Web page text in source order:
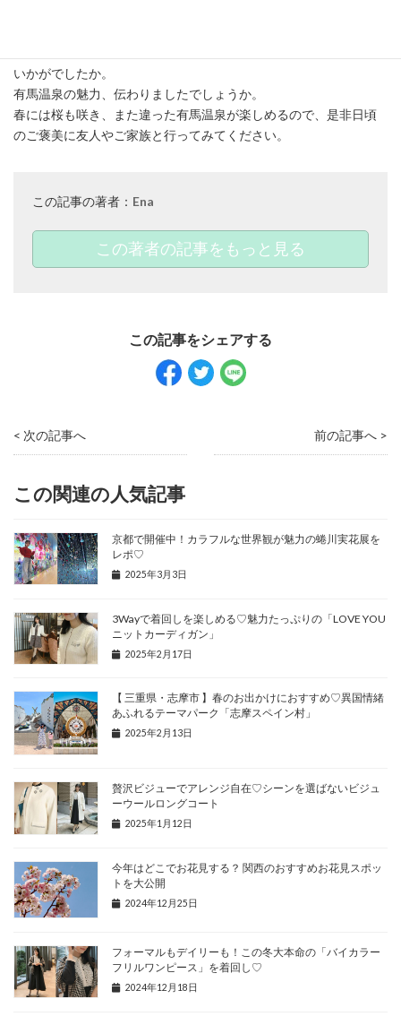
いかがでしたか。
有馬温泉の魅力、伝わりましたでしょうか。
春には桜も咲き、また違った有馬温泉が楽しめるので、是非日頃
のご褒美に友人やご家族と行ってみてください。
この記事の著者： Ena
この著者の記事をもっと見る
< 次の記事へ 前の記事へ >
この関連の人気記事
京都で開催中！カラフルな世界観が魅力の蜷川実花展を
レポ♡
2025年3月3日
3Wayで着回しを楽しめる♡魅力たっぷりの「LOVE YOU
ニットカーディガン」
2025年2月17日
【 三重県・志摩市 】春のお出かけにおすすめ♡異国情緒
あふれるテーマパーク「志摩スペイン村」
2025年2月13日
贅沢ビジューでアレンジ自在♡シーンを選ばないビジュ
ーウールロングコート
2025年1月12日
今年はどこでお花見する？ 関西のおすすめお花見スポッ
トを大公開
2024年12月25日
フォーマルもデイリーも！この冬大本命の「バイカラー
フリルワンピース」を着回し♡
2024年12月18日